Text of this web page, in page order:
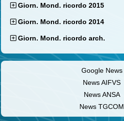
Giorn. Mond. ricordo 2015
Giorn. Mond. ricordo 2014
Giorn. Mond. ricordo arch.
Google News
News AIFVS
News ANSA
News TGCOM